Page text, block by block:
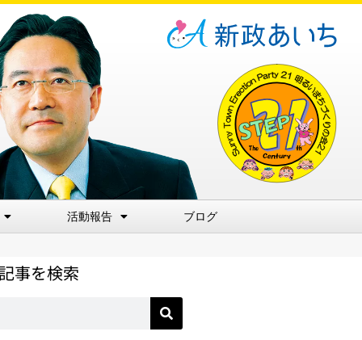
活動報告 ブログ
事を検索